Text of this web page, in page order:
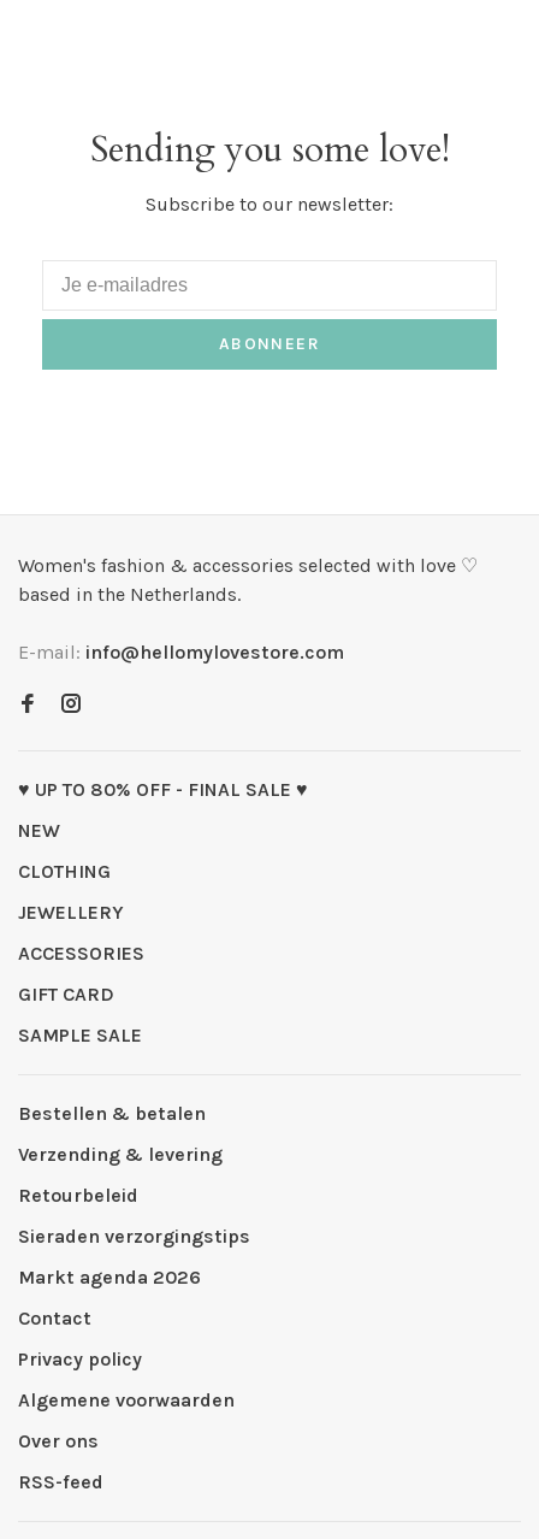
Sending you some love!
Subscribe to our newsletter:
ABONNEER
Women's fashion & accessories selected with love ♡
based in the Netherlands.
E-mail: info@hellomylovestore.com
♥ UP TO 80% OFF - FINAL SALE ♥
NEW
CLOTHING
JEWELLERY
ACCESSORIES
GIFT CARD
SAMPLE SALE
Bestellen & betalen
Verzending & levering
Retourbeleid
Sieraden verzorgingstips
Markt agenda 2026
Contact
Privacy policy
Algemene voorwaarden
Over ons
RSS-feed